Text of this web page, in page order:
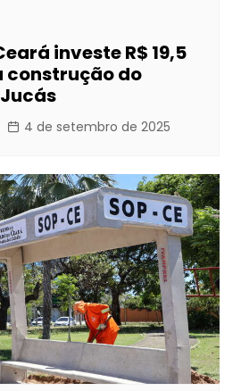
investe R$ 19,5
construção do
4 de setembro de 2025